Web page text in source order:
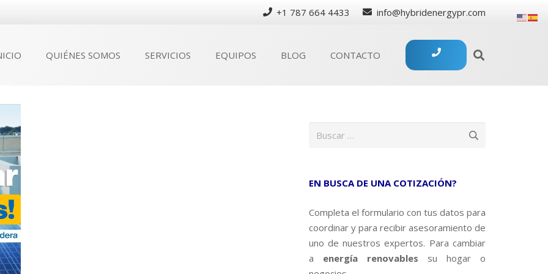
+1 787 664 4433 info@hybridenergypr.com
QUIÉNES SOMOS SERVICIOS EQUIPOS BLOG CONTACTO
EN BUSCA DE UNA COTIZACIÓN?
Completa el formulario con tus datos para
coordinar y para recibir asesoramiento de
uno de nuestros expertos. Para cambiar
a energía renovables su hogar o